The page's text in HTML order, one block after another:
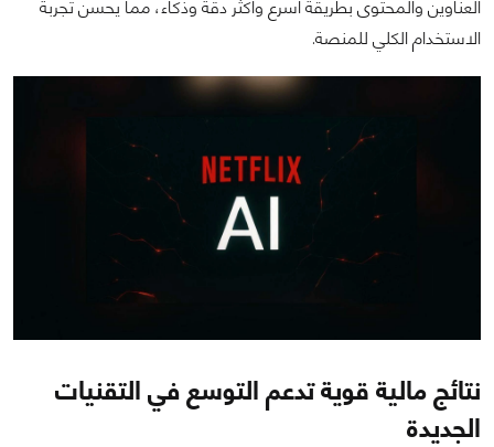
العناوين والمحتوى بطريقة أسرع وأكثر دقة وذكاء، مما يحسن تجربة
الاستخدام الكلي للمنصة.
نتائج مالية قوية تدعم التوسع في التقنيات
الجديدة